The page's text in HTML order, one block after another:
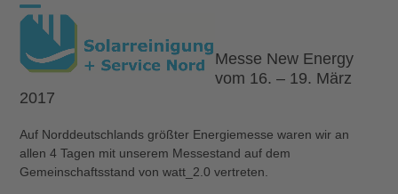
Skip
Open
mobile
Close
mobile
Messe New Energy
vom 16. – 19. März
2017
Auf Norddeutschlands größter Energiemesse waren wir an
allen 4 Tagen mit unserem Messestand auf dem
Gemeinschaftsstand von watt_2.0 vertreten.